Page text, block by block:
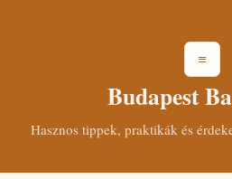
≡
Budapest
Hasznos tippek, praktikák és